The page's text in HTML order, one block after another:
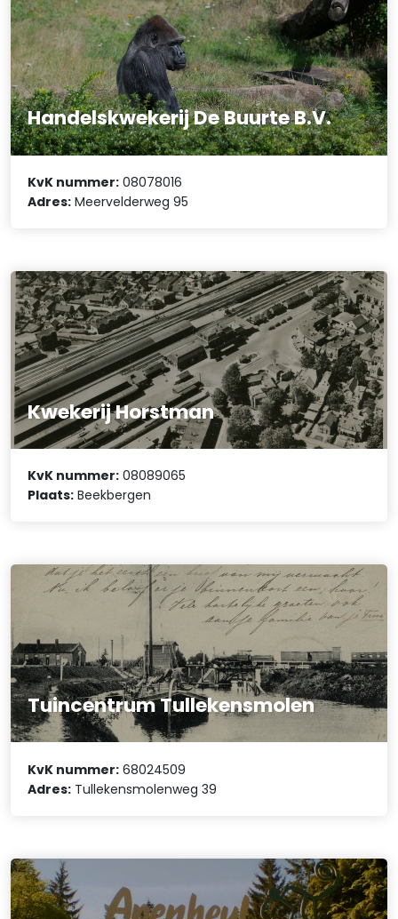
Handelskwekerij De Buurte B.V.
KvK nummer: 08078016
Adres: Meervelderweg 95
Kwekerij Horstman
KvK nummer: 08089065
Plaats: Beekbergen
Tuincentrum Tullekensmolen
KvK nummer: 68024509
Adres: Tullekensmolenweg 39